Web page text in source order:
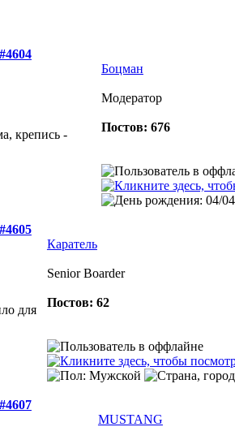
#4604
крепись -
Боцман
Модератор
Постов: 676
#4605
для
Каратель
Senior Boarder
Постов: 62
#4607
MUSTANG